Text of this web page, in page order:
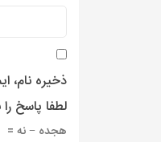
ذخیره نام،
لطفا پاسخ
هجده − نه =